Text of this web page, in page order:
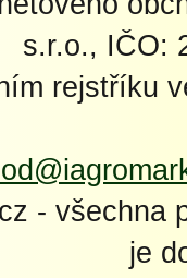
s.r.o., IČO:
rejstříku
- všechna
je